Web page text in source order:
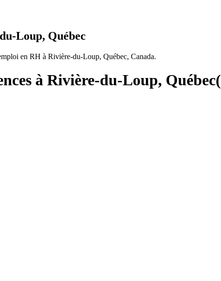
Loup, Québec
en RH à Rivière-du-Loup, Québec, Canada.
à Rivière-du-Loup, Québec(